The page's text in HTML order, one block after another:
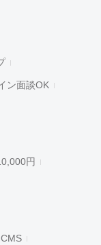
ン面談OK
円
CMS